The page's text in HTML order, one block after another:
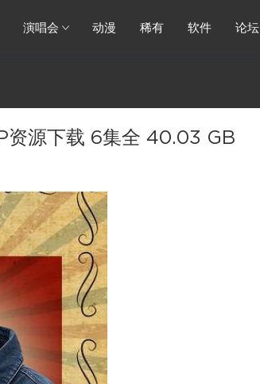
演唱会 动漫 稀有 软件 论坛
资源下载 6集全 40.03 GB